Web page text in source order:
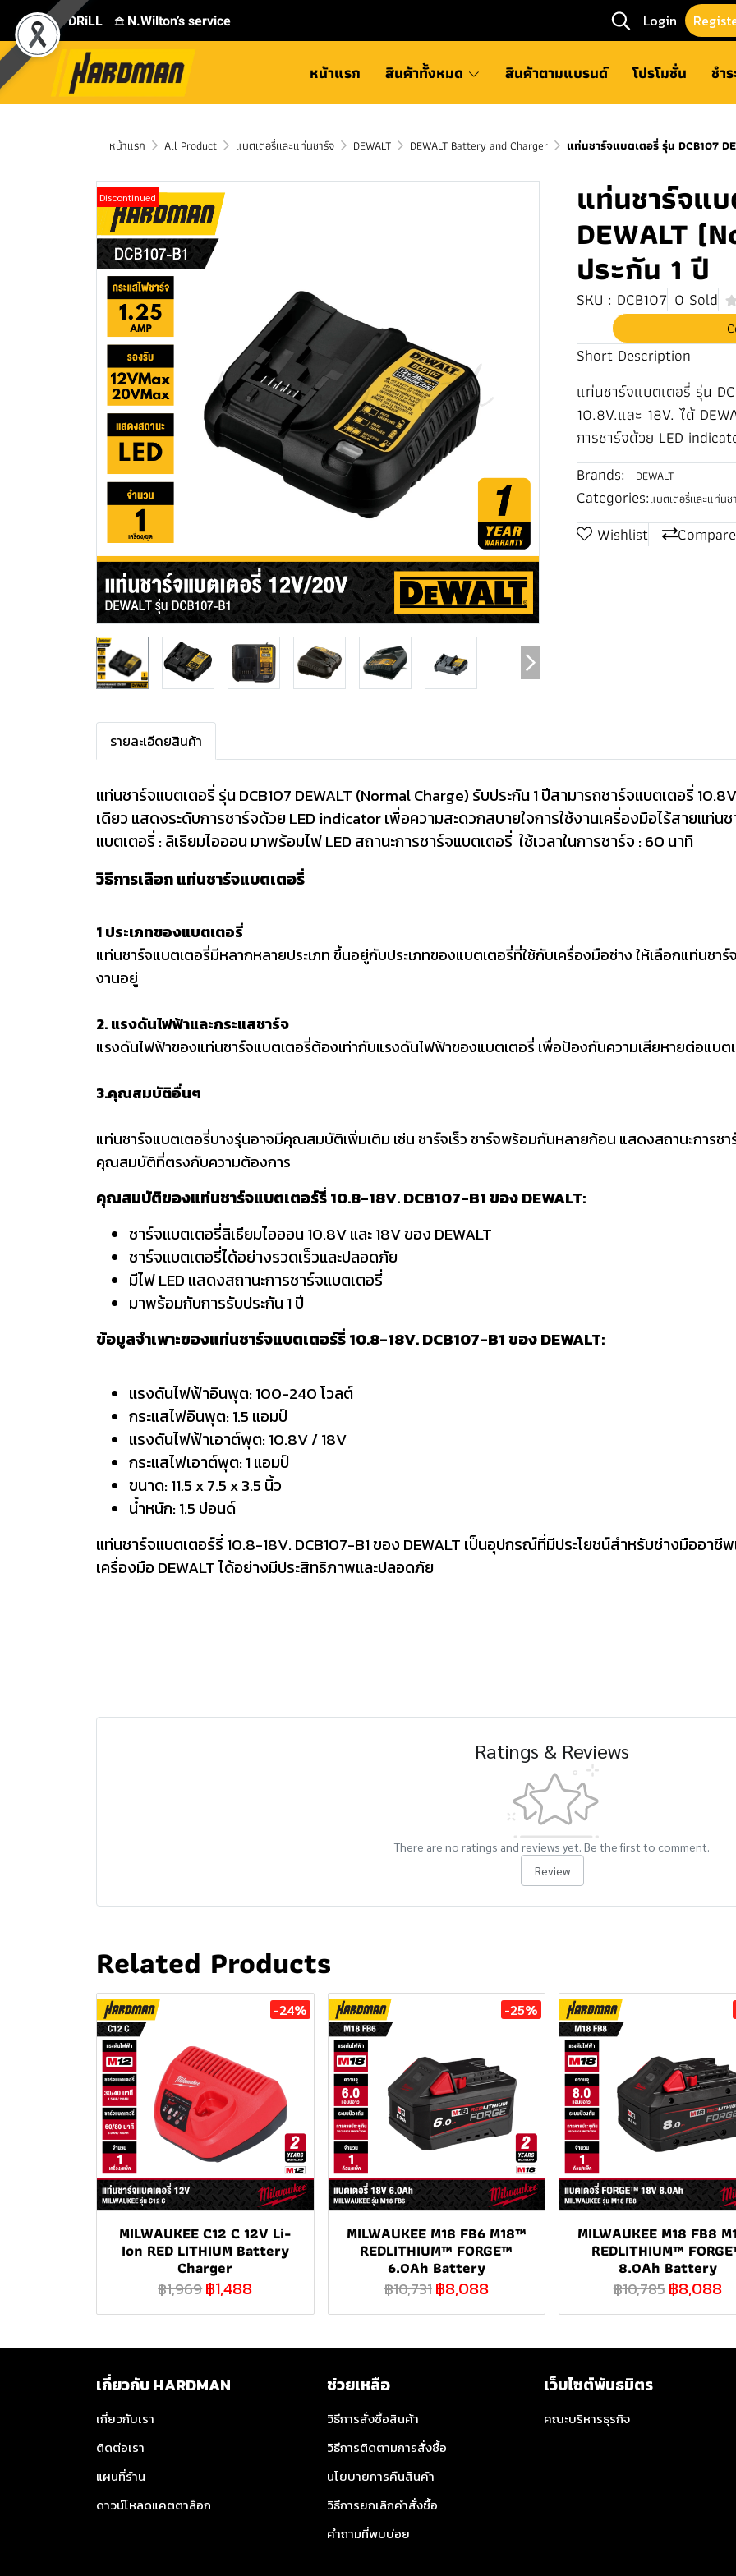
⛾ DRiLL 𖠿 N.Wilton’s service Login
หน้าแรก สินค้าทั้งหมด สินค้าตามแบรนด์ โปรโมชั่น ชำ
หน้าแรก All Product แบตเตอรี่เเละแท่นชาร์จ DEWALT DEWALT Battery and Charger แท่นชาร์จแบตเตอรี่ รุ่น DCB107
Discontinued แท่นชาร์จแ
DEWALT
ประกัน 1 ปี
SKU : DCB107 0 Sold
Short Description
แท่นชาร์จแบตเตอรี่ รุ่น
10.8V.และ 18V. ได้
การชาร์จด้วย LED
Brands:
DEWALT
Categories:แบตเตอรี่เเละแท่นช
Wishlist Compare
รายละเอีดยสินค้า
แท่นชาร์จแบตเตอรี่ รุ่น DCB107 DEWALT (Normal Charge) รับประกัน 1 ปีสามารถชาร์จแบตเตอรี่
เดียว แสดงระดับการชาร์จด้วย LED indicator เพื่อความสะดวกสบายใจการใช้งานเครื่องมือไร้สายแท่
แบตเตอรี่ : ลิเธียมไอออน มาพร้อมไฟ LED สถานะการชาร์จแบตเตอรี่ ใช้เวลาในการชาร์จ : 60 นาที
วิธีการเลือก แท่นชาร์จแบตเตอรี่
1 ประเภทของแบตเตอรี่
แท่นชาร์จแบตเตอรี่มีหลากหลายประเภท ขึ้นอยู่กับประเภทของแบตเตอรี่ที่ใช้กับเครื่องมือช่าง ให้เลือกแท่นชา
งานอยู่
2. แรงดันไฟฟ้าและกระแสชาร์จ
แรงดันไฟฟ้าของแท่นชาร์จแบตเตอรี่ต้องเท่ากับแรงดันไฟฟ้าของแบตเตอรี่ เพื่อป้องกันความเสียหายต่อแบต
3.คุณสมบัติอื่นๆ
แท่นชาร์จแบตเตอรี่บางรุ่นอาจมีคุณสมบัติเพิ่มเติม เช่น ชาร์จเร็ว ชาร์จพร้อมกันหลายก้อน แสดงสถานะการช
คุณสมบัติที่ตรงกับความต้องการ
คุณสมบัติของแท่นชาร์จแบตเตอร์รี่ 10.8-18V. DCB107-B1 ของ DEWALT:
ชาร์จแบตเตอรี่ลิเธียมไอออน 10.8V และ 18V ของ DEWALT
ชาร์จแบตเตอรี่ได้อย่างรวดเร็วและปลอดภัย
มีไฟ LED แสดงสถานะการชาร์จแบตเตอรี่
มาพร้อมกับการรับประกัน 1 ปี
ข้อมูลจำเพาะของแท่นชาร์จแบตเตอร์รี่ 10.8-18V. DCB107-B1 ของ DEWALT:
แรงดันไฟฟ้าอินพุต: 100-240 โวลต์
กระแสไฟอินพุต: 1.5 แอมป์
แรงดันไฟฟ้าเอาต์พุต: 10.8V / 18V
กระแสไฟเอาต์พุต: 1 แอมป์
ขนาด: 11.5 x 7.5 x 3.5 นิ้ว
น้ำหนัก: 1.5 ปอนด์
แท่นชาร์จแบตเตอร์รี่ 10.8-18V. DCB107-B1 ของ DEWALT เป็นอุปกรณ์ที่มีประโยชน์สำหรับช่างมืออา
เครื่องมือ DEWALT ได้อย่างมีประสิทธิภาพและปลอดภัย
Ratings & Reviews
There are no ratings and reviews yet. Be the first to comment.
Review
Related Products
-24%
MILWAUKEE C12 C 12V Li-
Ion RED LITHIUM Battery
Charger
฿1,969฿1,488
-25%
MILWAUKEE M18 FB6 M18™
REDLITHIUM™ FORGE™
6.0Ah Battery
฿10,731฿8,088
MILWAUKEE M18 FB8
REDLITHIUM™
8.0Ah Battery
฿10,785฿8,088
เกี่ยวกับ HARDMAN
เกี่ยวกับเรา
ติดต่อเรา
แผนที่ร้าน
ดาวน์โหลดแคตตาล็อก
ช่วยเหลือ
วิธีการสั่งซื้อสินค้า
วิธีการติดตามการสั่งซื้อ
นโยบายการคืนสินค้า
วิธีการยกเลิกคำสั่งซื้อ
คำถามที่พบบ่อย
เว็บไซต์พันธมิตร
คณะบริหารธุรกิจ